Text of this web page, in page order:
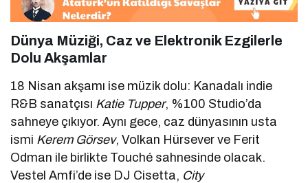
Dünya Müziği, Caz ve Elektronik Ezgilerle
Dolu Akşamlar
18 Nisan akşamı ise müzik dolu: Kanadalı indie
R&B sanatçısı Katie Tupper, %100 Studio’da
sahneye çıkıyor. Aynı gece, caz dünyasının usta
ismi Kerem Görsev, Volkan Hürsever ve Ferit
Odman ile birlikte Touché sahnesinde olacak.
Vestel Amfi’de ise DJ Cisetta, City